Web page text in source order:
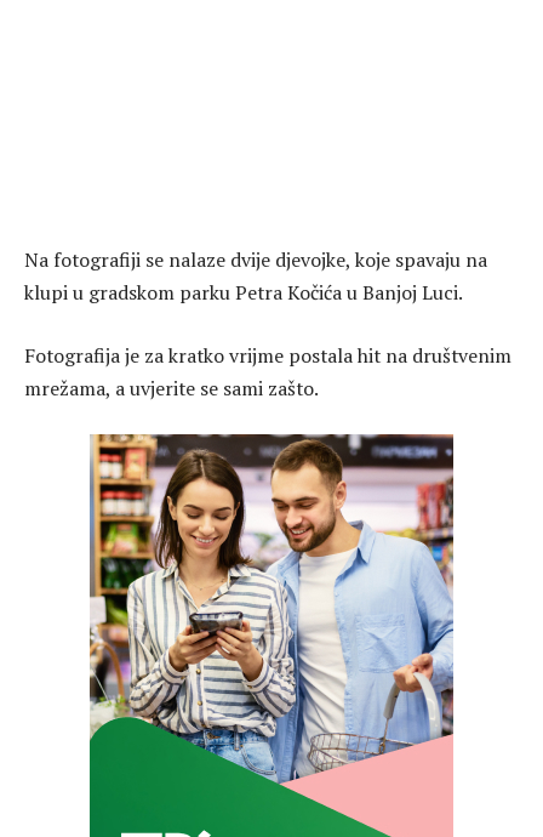
Na fotografiji se nalaze dvije djevojke, koje spavaju na
klupi u gradskom parku Petra Kočića u Banjoj Luci.
Fotografija je za kratko vrijme postala hit na društvenim
mrežama, a uvjerite se sami zašto.